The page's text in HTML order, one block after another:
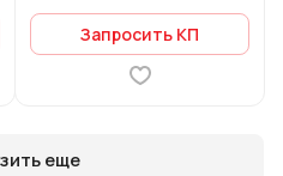
Запросить КП
еще